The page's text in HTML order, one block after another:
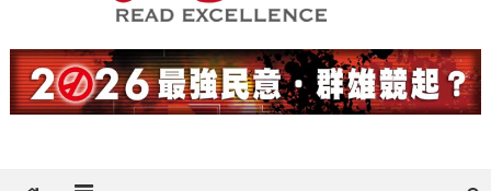
閱政治 Read Gov News
題，也要專業評論，閱政治與多元的政治評論家與專欄作家邀稿合作，
讓讀者有最多元和專業的選擇。